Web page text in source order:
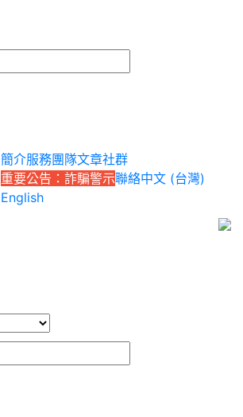
簡介服務團隊文章社群
重要公告：詐騙警示聯絡中文 (台灣)
English